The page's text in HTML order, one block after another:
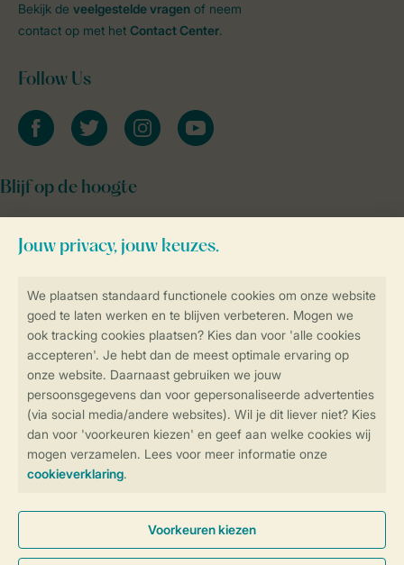
privacy
Veilig en snel online boeken
SSL certificaat
Veilige gegevensoverdracht
Veilige betaling
Bekijk de veelgestelde vragen of neem
contact op met het Contact Center.
Follow Us
facebooktwitter instagramyoutube
Blijf op de hoogte